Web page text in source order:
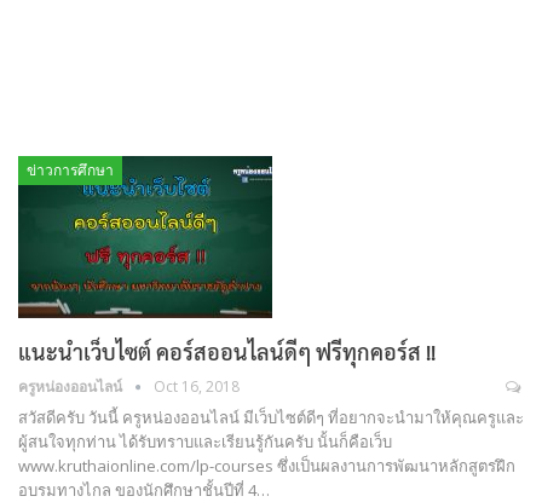
ข่าวการศึกษา
แนะนำเว็บไซต์ คอร์สออนไลน์ดีๆ ฟรีทุกคอร์ส !!
ครูหน่องออนไลน์ Oct 16, 2018
สวัสดีครับ วันนี้ ครูหน่องออนไลน์ มีเว็บไซต์ดีๆ ที่อยากจะนำมาให้คุณครูและ
ผู้สนใจทุกท่าน ได้รับทราบและเรียนรู้กันครับ นั้นก็คือเว็บ
www.kruthaionline.com/lp-courses ซึ่งเป็นผลงานการพัฒนาหลักสูตรฝึก
อบรมทางไกล ของนักศึกษาชั้นปีที่ 4…